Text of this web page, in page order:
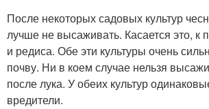
После некоторых садовых культур
лучше не высаживать. Касается это, к
и редиса. Обе эти культуры очень
почву. Ни в коем случае нельзя
после лука. У обеих культур
вредители.